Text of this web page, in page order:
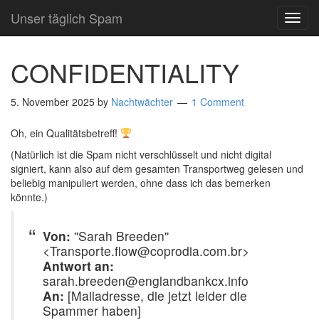
Unser täglich Spam
CONFIDENTIALITY
5. November 2025 by Nachtwächter 1 Comment
Oh, ein Qualitätsbetreff!
(Natürlich ist die Spam nicht verschlüsselt und nicht digital
signiert, kann also auf dem gesamten Transportweg gelesen und
beliebig manipuliert werden, ohne dass ich das bemerken
könnte.)
Von: ''Sarah Breeden''
<Transporte.flow@coprodia.com.br>
Antwort an:
sarah.breeden@englandbankcx.info
An: [Mailadresse, die jetzt leider die
Spammer haben]